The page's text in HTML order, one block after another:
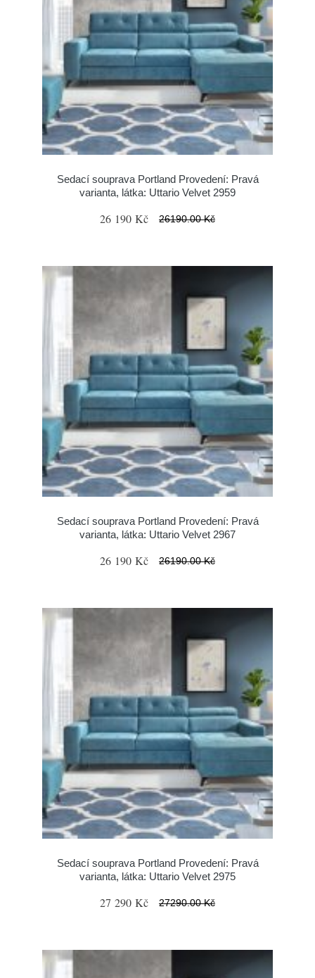
Sedací souprava Portland Provedení: Pravá
varianta, látka: Uttario Velvet 2959
26 190 Kč 26190.00 Kč
Sedací souprava Portland Provedení: Pravá
varianta, látka: Uttario Velvet 2967
26 190 Kč 26190.00 Kč
Sedací souprava Portland Provedení: Pravá
varianta, látka: Uttario Velvet 2975
27 290 Kč 27290.00 Kč